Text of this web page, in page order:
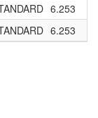
6.253
6.253